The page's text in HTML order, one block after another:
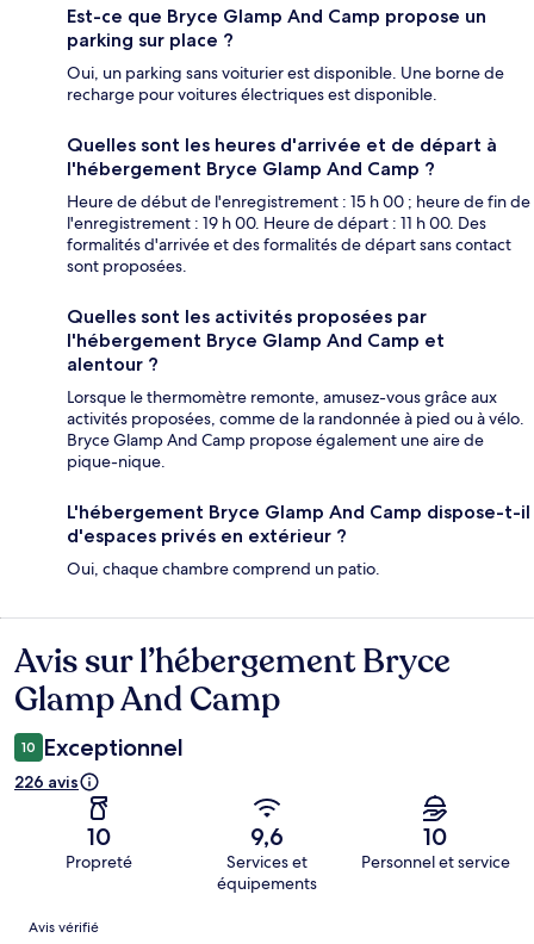
Est-ce que Bryce Glamp And Camp propose un
parking sur place ?
Oui, un parking sans voiturier est disponible. Une borne de
recharge pour voitures électriques est disponible.
Quelles sont les heures d'arrivée et de départ à
l'hébergement Bryce Glamp And Camp ?
Heure de début de l'enregistrement : 15 h 00 ; heure de fin de
l'enregistrement : 19 h 00. Heure de départ : 11 h 00. Des
formalités d'arrivée et des formalités de départ sans contact
sont proposées.
Quelles sont les activités proposées par
l'hébergement Bryce Glamp And Camp et
alentour ?
Lorsque le thermomètre remonte, amusez-vous grâce aux
activités proposées, comme de la randonnée à pied ou à vélo.
Bryce Glamp And Camp propose également une aire de
pique-nique.
L'hébergement Bryce Glamp And Camp dispose-t-il
d'espaces privés en extérieur ?
Oui, chaque chambre comprend un patio.
Avis
Avis sur l’hébergement Bryce
Glamp And Camp
10 Exceptionnel
226 avis
10
Propreté
9,6
Services et
équipements
10
Personnel et service
Avis
Avis vérifié